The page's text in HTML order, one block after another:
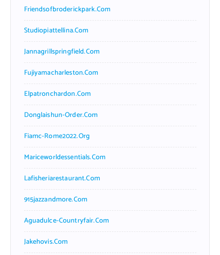
Friendsofbroderickpark.com
Studiopiattellina.com
Jannagrillspringfield.com
Fujiyamacharleston.com
Elpatronchardon.com
Donglaishun-Order.com
Fiamc-Rome2022.org
Mariceworldessentials.com
Lafisheriarestaurant.com
915jazzandmore.com
Aguadulce-Countryfair.com
Jakehovis.com